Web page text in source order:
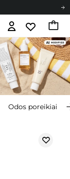
Odos poreikiai